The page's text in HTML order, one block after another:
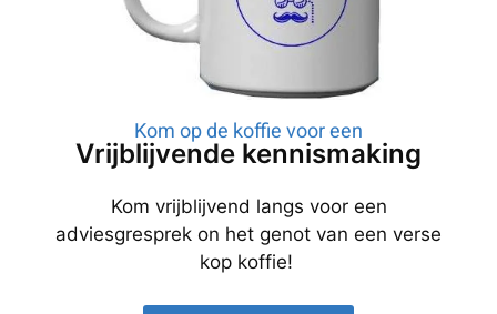
Kom op de koffie voor een
Vrijblijvende kennismaking
Kom vrijblijvend langs voor een
adviesgresprek on het genot van een verse
kop koffie!